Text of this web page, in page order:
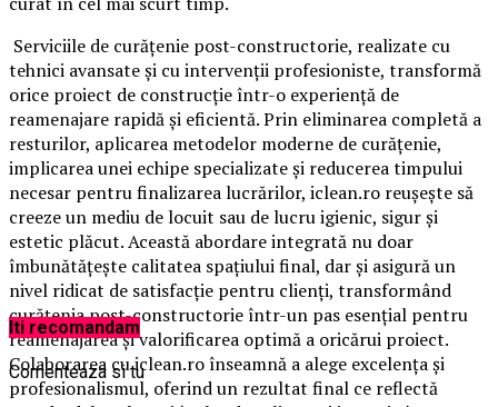
Serviciile de curățenie post-constructorie, realizate cu
tehnici avansate și cu intervenții profesioniste, transformă
orice proiect de construcție într-o experiență de
reamenajare rapidă și eficientă. Prin eliminarea completă a
resturilor, aplicarea metodelor moderne de curățenie,
implicarea unei echipe specializate și reducerea timpului
necesar pentru finalizarea lucrărilor, iclean.ro reușește să
creeze un mediu de locuit sau de lucru igienic, sigur și
estetic plăcut. Această abordare integrată nu doar
îmbunătățește calitatea spațiului final, dar și asigură un
nivel ridicat de satisfacție pentru clienți, transformând
curățenia post-constructorie într-un pas esențial pentru
reamenajarea și valorificarea optimă a oricărui proiect.
Colaborarea cu iclean.ro înseamnă a alege excelența și
profesionalismul, oferind un rezultat final ce reflectă
Iti recomandam
Comenteaza si tu